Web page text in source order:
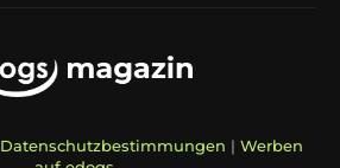
Datenschutzbestimmungen | Werben